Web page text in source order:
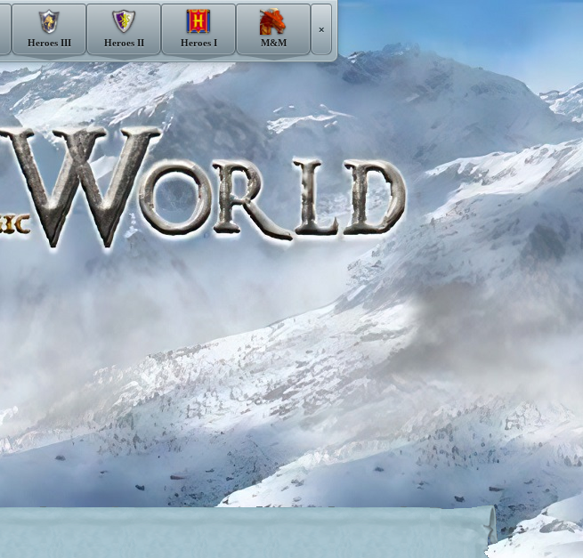
Heroes III Heroes II Heroes I M&M
×